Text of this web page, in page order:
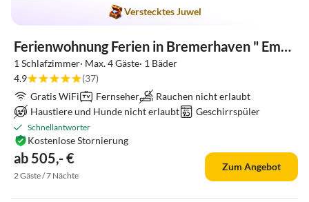
Verstecktes Juwel
Ferienwohnung Ferien in Bremerhaven " Emma "
1 Schlafzimmer· Max. 4 Gäste· 1 Bäder
4.9
(37)
Gratis WiFi
Fernseher
Rauchen nicht erlaubt
Haustiere und Hunde nicht erlaubt
Geschirrspüler
Schnellantworter
ab 505,- €
Kostenlose Stornierung
2 Gäste / 7 Nächte
Zum Angebot